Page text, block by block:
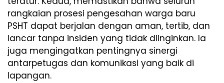
rangkaian prosesi pengesahan warga baru
PSHT dapat berjalan dengan aman, tertib, dan
lancar tanpa insiden yang tidak diinginkan. Ia
juga mengingatkan pentingnya sinergi
antarpetugas dan komunikasi yang baik di
lapangan.